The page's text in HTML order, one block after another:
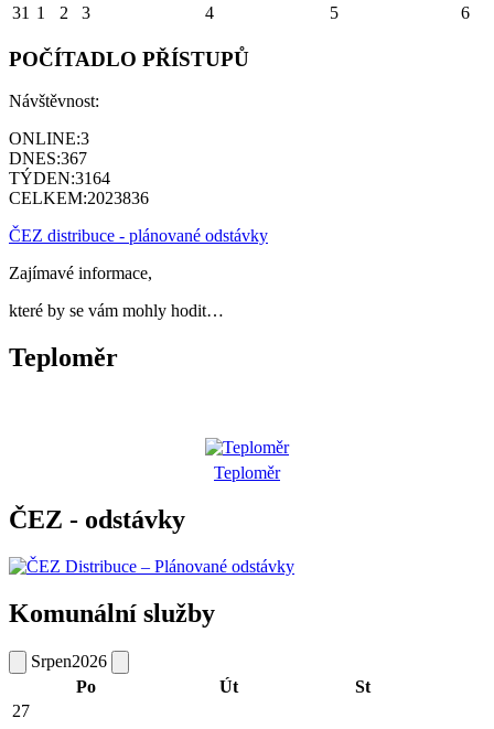
31 1 2 3 4 5 6
POČÍTADLO PŘÍSTUPŮ
Návštěvnost:
ONLINE:3
DNES:367
TÝDEN:3164
CELKEM:2023836
ČEZ distribuce - plánované odstávky
Zajímavé informace,
které by se vám mohly hodit…
Teploměr
Teploměr
ČEZ - odstávky
Komunální služby
Srpen2026
Po
Út
St
27